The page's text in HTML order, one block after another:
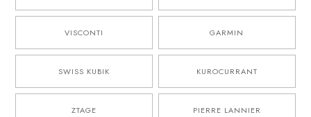
VISCONTI GARMIN
SWISS KUBIK KUROCURRANT
ZTAGE PIERRE LANNIER